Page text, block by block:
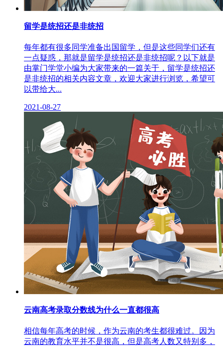
留学是统招还是非统招
每年都有很多同学准备出国留学，但是这些同学们还有
一点疑惑，那就是留学是统招还是非统招呢？以下就是
由掌门学堂小编为大家带来的一篇关于，留学是统招还
是非统招的相关内容文章，欢迎大家进行浏览，希望可
以带给大...
2021-08-27
云南高考录取分数线为什么一直都很高
相信每年高考的时候，作为云南的考生都很难过。因为
云南的教育水平并不是很高，但是高考人数又特别多，